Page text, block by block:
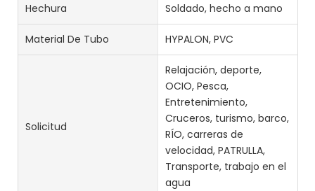
Hechura Soldado, hecho a mano
Material De Tubo HYPALON, PVC
Solicitud
Relajación, deporte,
OCIO, Pesca,
Entretenimiento,
Cruceros, turismo, barco,
RÍO, carreras de
velocidad, PATRULLA,
Transporte, trabajo en el
agua